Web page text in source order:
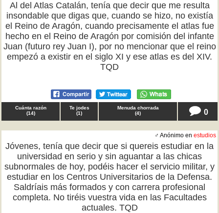
Al del Atlas Catalán, tenía que decir que me resulta
insondable que digas que, cuando se hizo, no existía
el Reino de Aragón, cuando precisamente el atlas fue
hecho en el Reino de Aragón por comisión del infante
Juan (futuro rey Juan I), por no mencionar que el reino
empezó a existir en el siglo XI y ese atlas es del XIV.
TQD
Cuánta razón
(14)
Te jodes
(1)
Menuda chorrada
(4) 0
♂ Anónimo en estudios
Jóvenes, tenía que decir que si quereis estudiar en la
universidad en serio y sin aguantar a las chicas
subnormales de hoy, podéis hacer el servicio militar, y
estudiar en los Centros Universitarios de la Defensa.
Saldríais más formados y con carrera profesional
completa. No tiréis vuestra vida en las Facultades
actuales. TQD